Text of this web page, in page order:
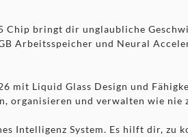
Chip bringt dir unglaubliche
Arbeitsspeicher und Neural
mit Liquid Glass Design und
organisieren und verwalten wie nie
Intelligenz System. Es hilft dir, zu